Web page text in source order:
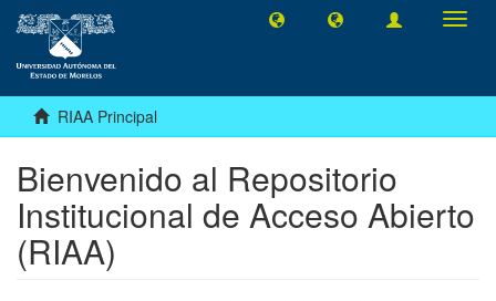
RIAA Principal
Bienvenido al Repositorio
Institucional de Acceso Abierto
(RIAA)